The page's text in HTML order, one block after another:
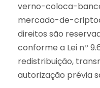
verno-coloca-
mercado-de-
direitos são
conforme a Lei nº
redistribuição,
autorização prévia